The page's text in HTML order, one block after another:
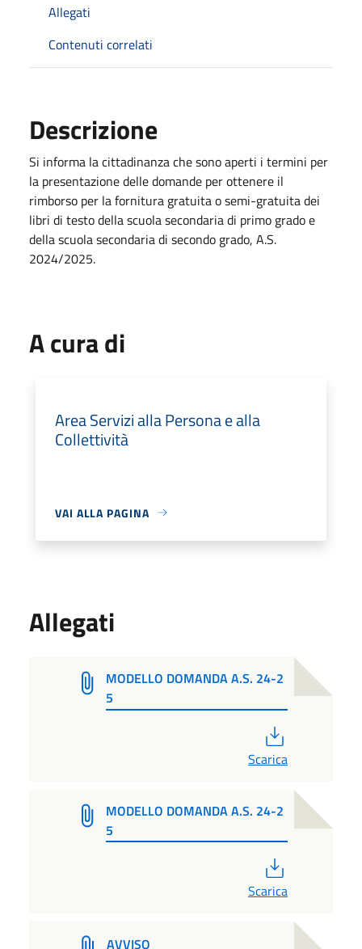
Allegati
Contenuti correlati
Descrizione
Si informa la cittadinanza che sono aperti i termini per
la presentazione delle domande per ottenere il
rimborso per la fornitura gratuita o semi-gratuita dei
libri di testo della scuola secondaria di primo grado e
della scuola secondaria di secondo grado, A.S.
2024/2025.
A cura di
Area Servizi alla Persona e alla
Collettività
VAI ALLA PAGINA
Allegati
MODELLO DOMANDA A.S. 24-2
5
Scarica
MODELLO DOMANDA A.S. 24-2
5
Scarica
AVVISO